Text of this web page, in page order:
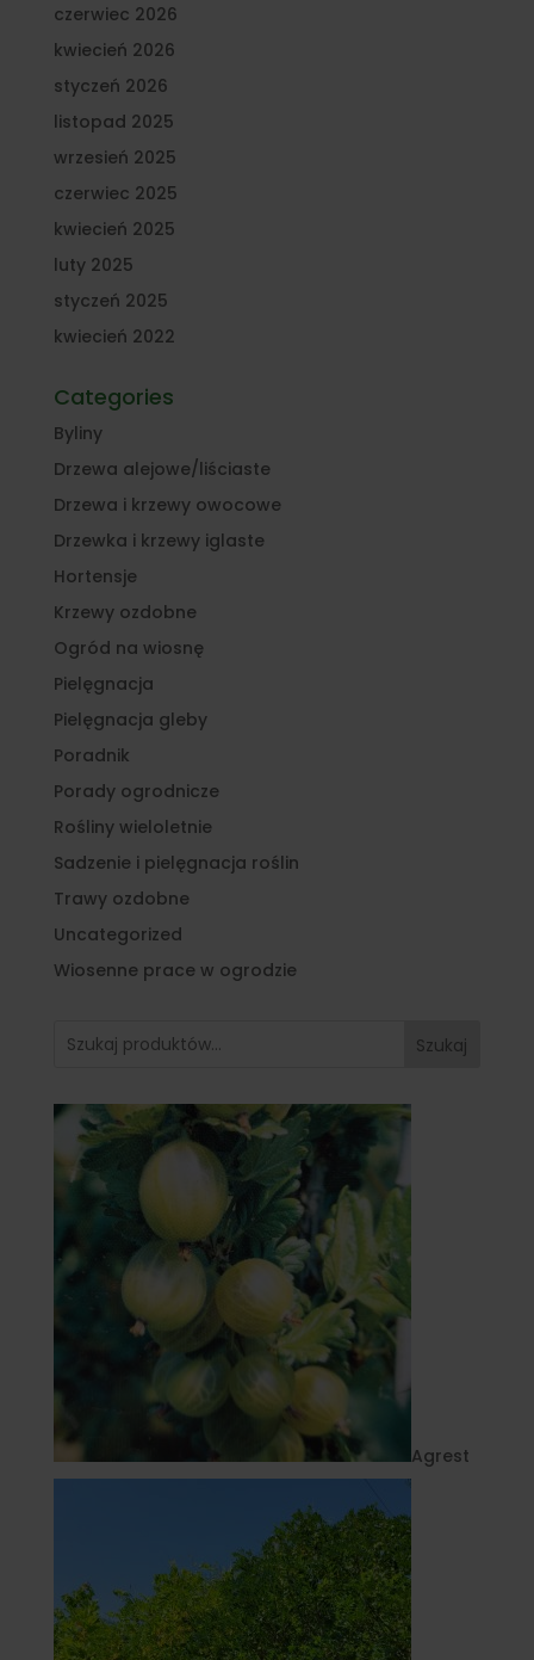
czerwiec 2026
kwiecień 2026
styczeń 2026
listopad 2025
wrzesień 2025
czerwiec 2025
kwiecień 2025
luty 2025
styczeń 2025
kwiecień 2022
Categories
Byliny
Drzewa alejowe/liściaste
Drzewa i krzewy owocowe
Drzewka i krzewy iglaste
Hortensje
Krzewy ozdobne
Ogród na wiosnę
Pielęgnacja
Pielęgnacja gleby
Poradnik
Porady ogrodnicze
Rośliny wieloletnie
Sadzenie i pielęgnacja roślin
Trawy ozdobne
Uncategorized
Wiosenne prace w ogrodzie
Szukaj
Agrest